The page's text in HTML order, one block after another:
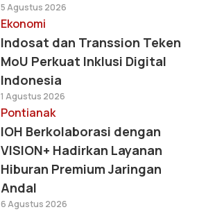
5 Agustus 2026
Ekonomi
Indosat dan Transsion Teken
MoU Perkuat Inklusi Digital
Indonesia
1 Agustus 2026
Pontianak
IOH Berkolaborasi dengan
VISION+ Hadirkan Layanan
Hiburan Premium Jaringan
Andal
6 Agustus 2026